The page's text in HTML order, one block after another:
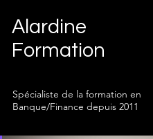
Alardine
Formation
Spécialiste de la formation en
Banque/Finance depuis 2011